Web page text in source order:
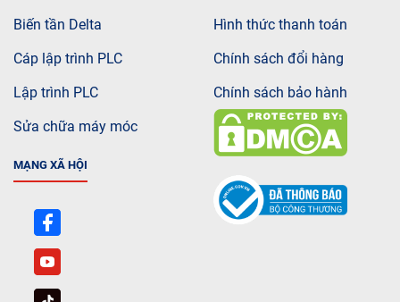
Biến tần Delta
Cáp lập trình PLC
Lập trình PLC
Sửa chữa máy móc
MẠNG XÃ HỘI
Hình thức thanh toán
Chính sách đổi hàng
Chính sách bảo hành